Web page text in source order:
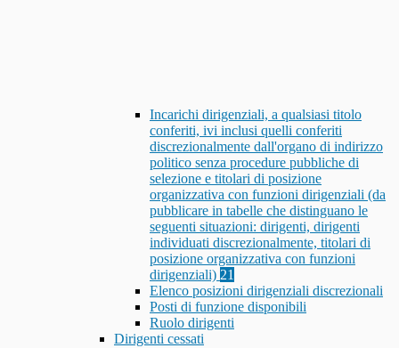
Incarichi dirigenziali, a qualsiasi titolo
conferiti, ivi inclusi quelli conferiti
discrezionalmente dall'organo di indirizzo
politico senza procedure pubbliche di
selezione e titolari di posizione
organizzativa con funzioni dirigenziali (da
pubblicare in tabelle che distinguano le
seguenti situazioni: dirigenti, dirigenti
individuati discrezionalmente, titolari di
posizione organizzativa con funzioni
dirigenziali) 21
Elenco posizioni dirigenziali discrezionali
Posti di funzione disponibili
Ruolo dirigenti
Dirigenti cessati